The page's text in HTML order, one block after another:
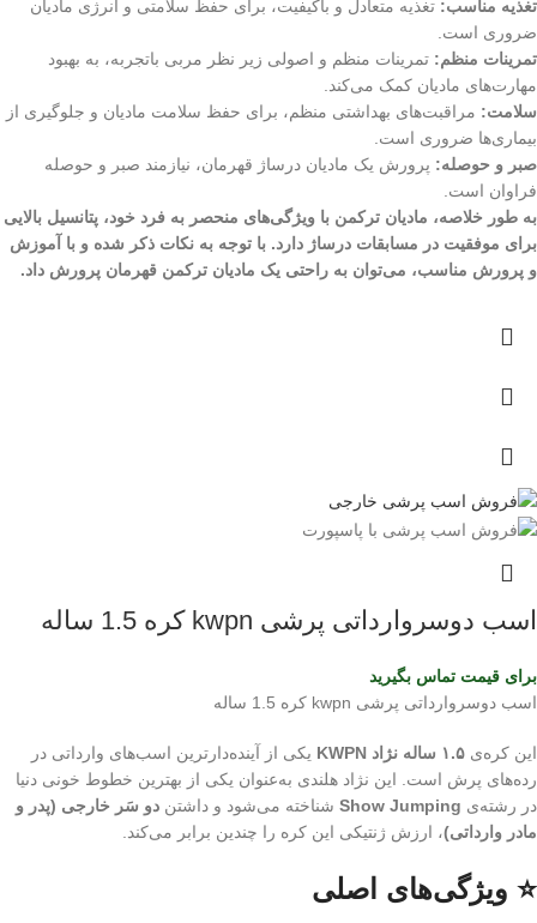
تغذیه مناسب: تغذیه متعادل و باکیفیت، برای حفظ سلامتی و انرژی مادیان
ضروری است.
تمرینات منظم: تمرینات منظم و اصولی زیر نظر مربی باتجربه، به بهبود
مهارت‌های مادیان کمک می‌کند.
سلامت: مراقبت‌های بهداشتی منظم، برای حفظ سلامت مادیان و جلوگیری از
بیماری‌ها ضروری است.
صبر و حوصله: پرورش یک مادیان درساژ قهرمان، نیازمند صبر و حوصله
فراوان است.
به طور خلاصه، مادیان ترکمن با ویژگی‌های منحصر به فرد خود، پتانسیل بالایی
برای موفقیت در مسابقات درساژ دارد. با توجه به نکات ذکر شده و با آموزش
و پرورش مناسب، می‌توان به راحتی یک مادیان ترکمن قهرمان پرورش داد.
اسب دوسروارداتی پرشی kwpn کره 1.5 ساله
برای قیمت تماس بگیرید
اسب دوسروارداتی پرشی kwpn کره 1.5 ساله
این کره‌ی ۱.۵ ساله نژاد KWPN
یکی از آینده‌دارترین اسب‌های وارداتی در
رده‌های پرش است. این نژاد هلندی به‌عنوان یکی از بهترین خطوط خونی دنیا
در رشته‌ی Show Jumping شناخته می‌شود و داشتن دو سَر خارجی (پدر و
مادر وارداتی)، ارزش ژنتیکی این کره را چندین برابر می‌کند.
⭐ ویژگی‌های اصلی